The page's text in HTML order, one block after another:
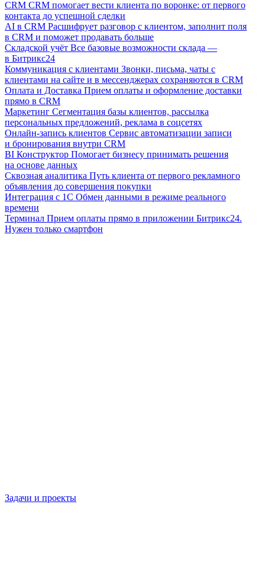
CRM CRM помогает вести клиента по воронке: от первого
контакта до успешной сделки
AI в CRM Расшифрует разговор с клиентом, заполнит поля
в CRM и поможет продавать больше
Складской учёт Все базовые возможности склада —
в Битрикс24
Коммуникация с клиентами Звонки, письма, чаты с
клиентами на сайте и в мессенджерах сохраняются в CRM
Оплата и Доставка Прием оплаты и оформление доставки
прямо в CRM
Маркетинг Сегментация базы клиентов, рассылка
персональных предложений, реклама в соцсетях
Онлайн-запись клиентов Сервис автоматизации записи
и бронирования внутри CRM
BI Конструктор Помогает бизнесу принимать решения
на основе данных
Сквозная аналитика Путь клиента от первого рекламного
объявления до совершения покупки
Интеграция с 1С Обмен данными в режиме реального
времени
Терминал Прием оплаты прямо в приложении Битрикс24.
Нужен только смартфон
Задачи и проекты